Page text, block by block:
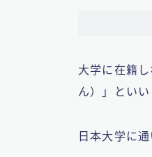
大学に在籍
ん）」といい
日本大学に